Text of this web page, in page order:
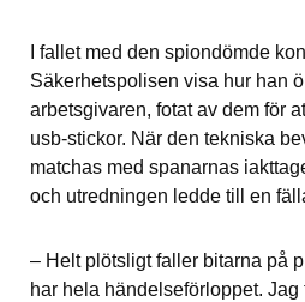
I fallet med den spiondömde
Säkerhetspolisen visa hur han
arbetsgivaren, fotat av dem för
usb-stickor. När den tekniska
matchas med spanarnas
och utredningen ledde till en
– Helt plötsligt faller bitarna på
har hela händelseförloppet. Jag